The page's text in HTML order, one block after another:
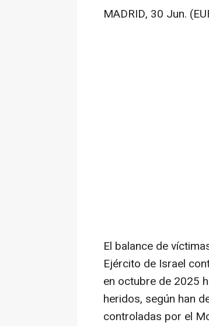
MADRID, 30 Jun.
El balance de
Ejército de Israel
en octubre de 2025
heridos, según han
controladas por el